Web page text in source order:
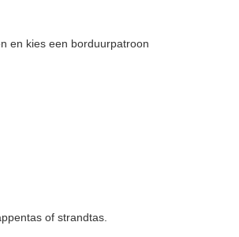
en kies een borduurpatroon
of strandtas.